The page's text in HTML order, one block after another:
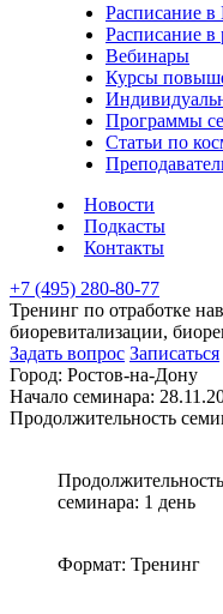
Расписание
Расписание в
Вебинары
Курсы
Программы
Статьи по
Новости
Подкасты
Контакты
+7 (495) 280-80-77
Тренинг по отработке
биоревитализации,
Задать вопрос Записаться
Город: Ростов-на-Дону
Начало семинара:
Продолжительность
Продолжительность
семинара: 1 день
Формат: Тренинг